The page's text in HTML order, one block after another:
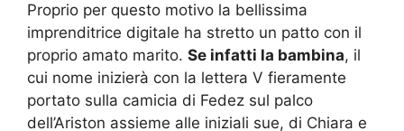
Proprio per questo motivo la bellissima
imprenditrice digitale ha stretto un patto con il
proprio amato marito. Se infatti la bambina, il
cui nome inizierà con la lettera V fieramente
portato sulla camicia di Fedez sul palco
dell’Ariston assieme alle iniziali sue, di Chiara e